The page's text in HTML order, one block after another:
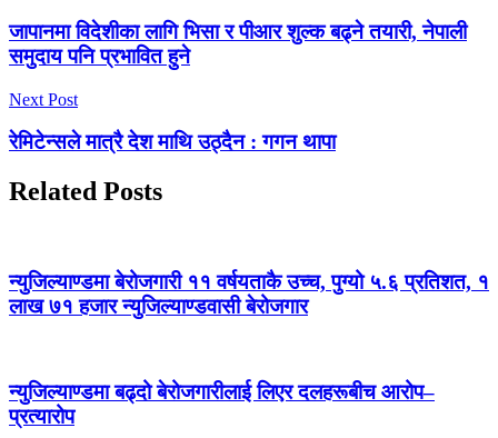
जापानमा विदेशीका लागि भिसा र पीआर शुल्क बढ्ने तयारी, नेपाली
समुदाय पनि प्रभावित हुने
Next Post
रेमिटेन्सले मात्रै देश माथि उठ्दैन : गगन थापा
Related Posts
न्युजिल्याण्डमा बेरोजगारी ११ वर्षयताकै उच्च, पुग्यो ५.६ प्रतिशत, १
लाख ७१ हजार न्युजिल्याण्डवासी बेरोजगार
न्युजिल्याण्डमा बढ्दो बेरोजगारीलाई लिएर दलहरूबीच आरोप–
प्रत्यारोप